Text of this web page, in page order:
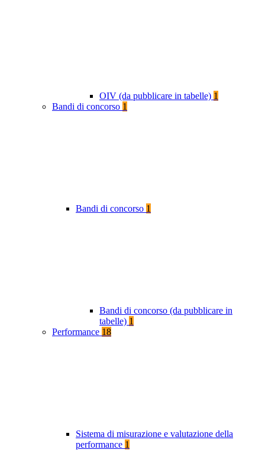
OIV (da pubblicare in tabelle) 1
Bandi di concorso 1
Bandi di concorso 1
Bandi di concorso (da pubblicare in
tabelle) 1
Performance 18
Sistema di misurazione e valutazione della
performance 1